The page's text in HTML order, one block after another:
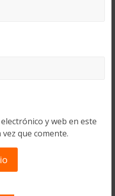
y web en este
que comente.